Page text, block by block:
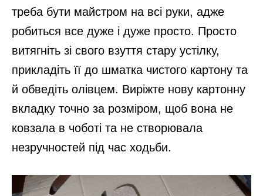
треба бути майстром на всі руки, адже
робиться все дуже і дуже просто. Просто
витягніть зі свого взуття стару устілку,
прикладіть її до шматка чистого картону та
й обведіть олівцем. Виріжте нову картонну
вкладку точно за розміром, щоб вона не
ковзала в чоботі та не створювала
незручностей під час ходьби.